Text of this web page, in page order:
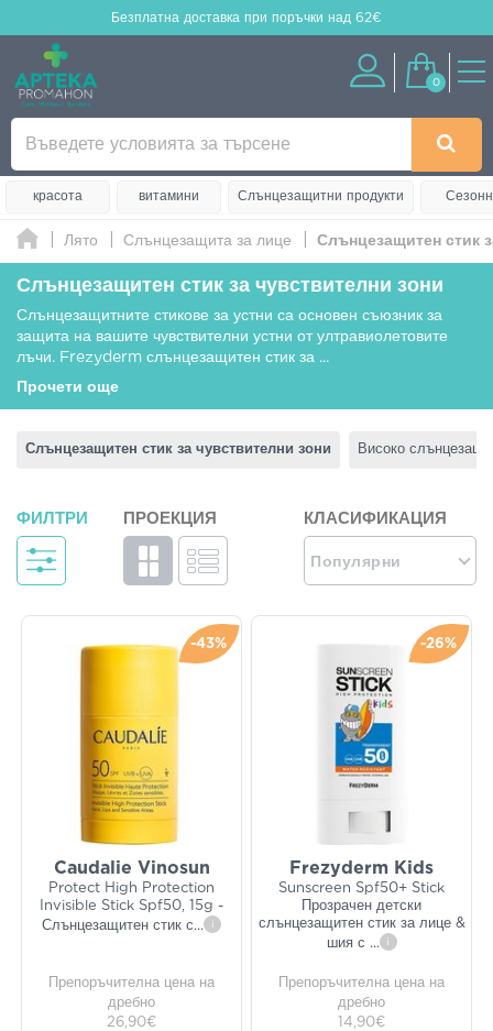
Безплатна доставка при поръчки над 62€
0
красота витамини Слънцезащитни продукти
Лято Слънцезащита за лице Слънцезащитен стик
Слънцезащитен стик за чувствителни зони
Слънцезащитните стикове за устни са основен съюзник за
защита на вашите чувствителни устни от ултравиолетовите
лъчи. Frezyderm слънцезащитен стик за ...
Прочети още
Слънцезащитен стик за чувствителни зони Високо
ФИЛТРИ ПРОЕКЦИЯ КЛАСИФИКАЦИЯ
Популярни
-43%
Caudalie Vinosun
Protect High Protection
Invisible Stick Spf50, 15g -
Слънцезащитен стик с... i
Препоръчителна цена на
дребно
26,90€
-26%
Frezyderm Kids
Sunscreen Spf50+ Stick
Прозрачен детски
слънцезащитен стик за лице &
шия с ... i
Препоръчителна цена на
дребно
14,90€